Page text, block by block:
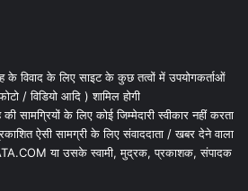
के विवाद के लिए साइट के कुछ तत्वों में उपयोगकर्ताओं
/ विडियो आदि ) शामिल होगी
के लिए कोई जिम्मेदारी स्वीकार नहीं करता
ऐसी सामग्री के लिए संवाददाता / खबर देने वाला
या उसके स्वामी, मुद्रक, प्रकाशक, संपादक